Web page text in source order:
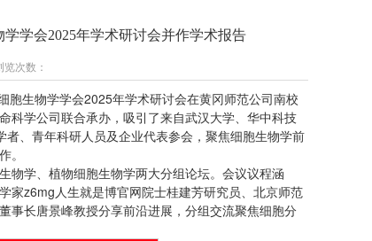
学会2025年学术研讨会并作学术报告
次数：
胞生物学学会2025年学术研讨会在黄冈师范公司南校
科学公司联合承办，吸引了来自武汉大学、华中科技
、青年科研人员及企业代表参会，聚焦细胞生物学前
。
物学、植物细胞生物学两大分组论坛。会议议程涵
家z6mg人生就是博官网院士桂建芳研究员、北京师范
事长唐景峰教授分享前沿进展，分组交流聚焦细胞分